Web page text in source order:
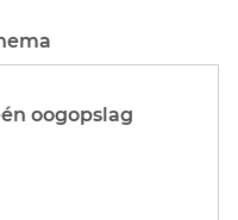
oogopslag